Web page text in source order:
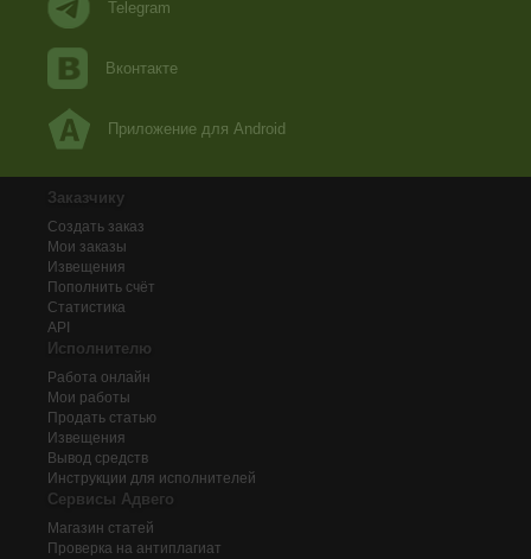
Telegram
Вконтакте
Приложение для Android
Заказчику
Создать заказ
Мои заказы
Извещения
Пополнить счёт
Статистика
API
Исполнителю
Работа онлайн
Мои работы
Продать статью
Извещения
Вывод средств
Инструкции для исполнителей
Сервисы Адвего
Магазин статей
Проверка на антиплагиат